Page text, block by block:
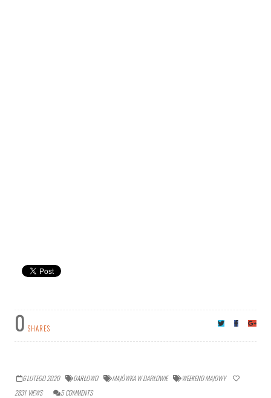
0 SHARES
6 LUTEGO 2020 DARŁOWO MAJÓWKA W DARŁOWIE
WEEKEND MAJOWY
2831 VIEWS 5 COMMENTS